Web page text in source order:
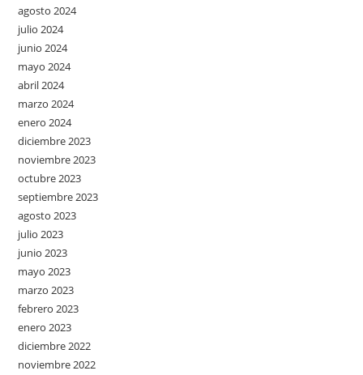
agosto 2024
julio 2024
junio 2024
mayo 2024
abril 2024
marzo 2024
enero 2024
diciembre 2023
noviembre 2023
octubre 2023
septiembre 2023
agosto 2023
julio 2023
junio 2023
mayo 2023
marzo 2023
febrero 2023
enero 2023
diciembre 2022
noviembre 2022